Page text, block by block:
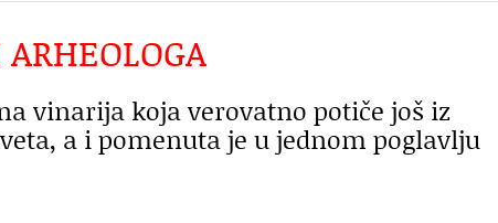
vinarija koja verovatno potiče još iz
a i pomenuta je u jednom poglavlju